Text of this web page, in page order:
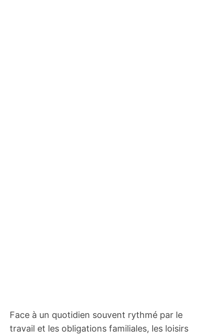
Face à un quotidien souvent rythmé par le
travail et les obligations familiales, les loisirs